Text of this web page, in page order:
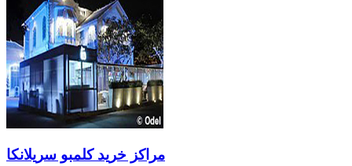
مراکز خرید کلمبو سریلانکا